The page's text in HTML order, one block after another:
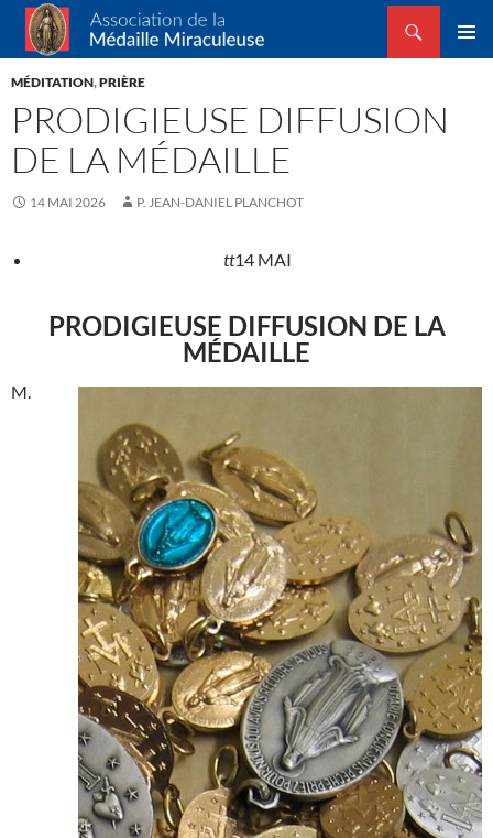
Association de la Médaille Miraculeuse
Recherche
ALLER
AU
MÉDITATION,PRIÈRE
PRODIGIEUSE DIFFUSION
DE LA MÉDAILLE
14 MAI 2026 P. JEAN-DANIEL PLANCHOT
tt14 MAI
PRODIGIEUSE DIFFUSION DE LA
MÉDAILLE
M.